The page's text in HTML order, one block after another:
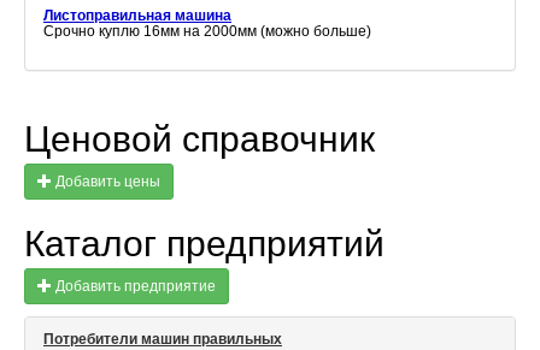
Листоправильная машина
Срочно куплю 16мм на 2000мм (можно больше)
Ценовой справочник
Добавить цены
Каталог предприятий
Добавить предприятие
Потребители машин правильных